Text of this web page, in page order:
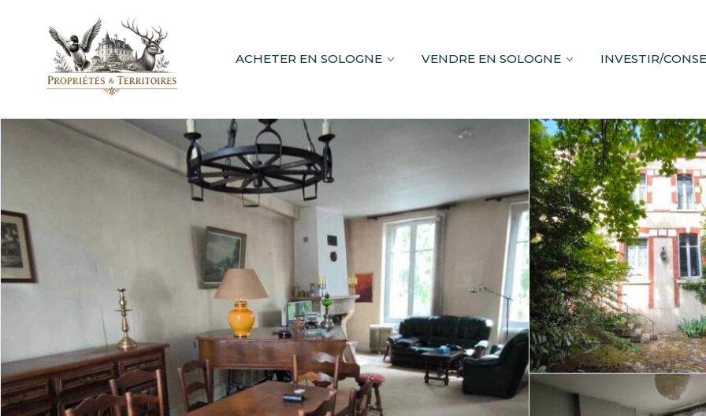
ACHETER EN SOLOGNE VENDRE EN SOLOGNE INVESTIR/